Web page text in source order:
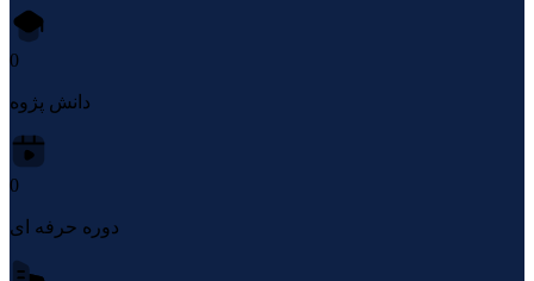
0
دانش پژوه
0
دوره حرفه ای